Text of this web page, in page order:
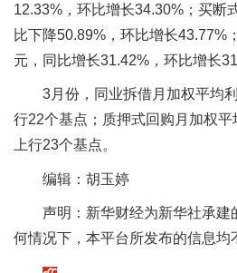
12.33%，环比增长34.30%；买断
比下降50.89%，环比增长43.77%
元，同比增长31.42%，环比增长
3月份，同业拆借月加权平均
行22个基点；质押式回购月加权平
上行23个基点。
编辑：胡玉婷
声明：新华财经为新华社承建
何情况下，本平台所发布的信息均